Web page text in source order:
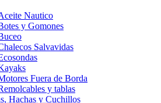
Nautico
y Gomones
Salvavidas
Fuera de Borda
y tablas
Hachas y Cuchillos